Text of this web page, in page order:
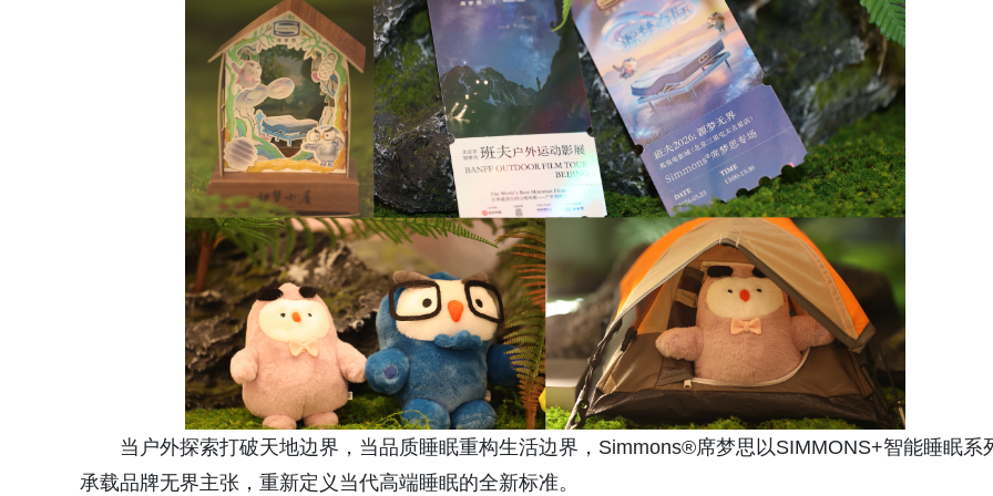
当户外探索打破天地边界，当品质睡眠重构生活边界，Simmons®席梦思以SIMMONS+智能睡眠系
承载品牌无界主张，重新定义当代高端睡眠的全新标准。